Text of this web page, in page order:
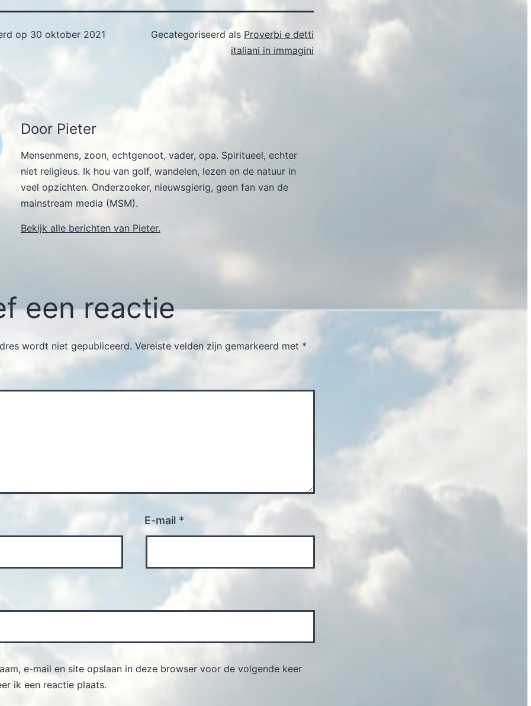
op 30 oktober 2021 Gecategoriseerd als Proverbi e detti
italiani in immagini
Door Pieter
Mensenmens, zoon, echtgenoot, vader, opa. Spiritueel, echter
niet religieus. Ik hou van golf, wandelen, lezen en de natuur in
veel opzichten. Onderzoeker, nieuwsgierig, geen fan van de
mainstream media (MSM).
Bekijk alle berichten van Pieter.
een reactie
wordt niet gepubliceerd. Vereiste velden zijn gemarkeerd met *
E-mail *
e-mail en site opslaan in deze browser voor de volgende keer
ik een reactie plaats.